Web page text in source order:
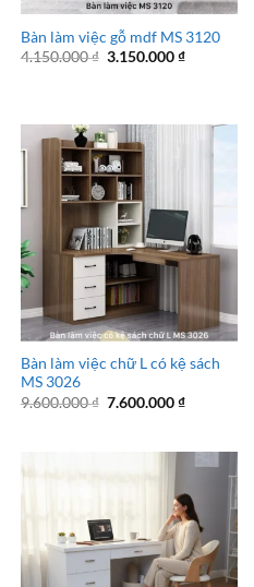
₫.
Bàn làm việc gỗ mdf MS 3120
4.150.000₫ Giá
3.150.000₫Giá
Bàn làm việc chữ L có kệ sách
MS 3026
9.600.000₫ Giá
7.600.000₫Giá